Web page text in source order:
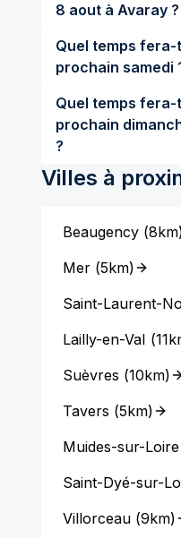
8 aout à Avaray ?
Quel temps fera-
prochain
Quel temps
prochain dimanche 9 aout à Avaray
?
Villes à
Beaugency(8km
Mer(5km)
Saint-Laurent-
Lailly-en-Val (
Suèvres (10km)
Tavers (5km)
Muides-sur-Loire
Saint-Dyé-sur-
Villorceau(9km)